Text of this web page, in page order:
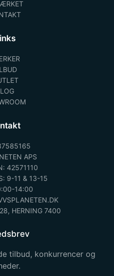
APS
42571110
9-11 & 13-15
14:00
HERNING 7400
tilbud, konkurrencer og